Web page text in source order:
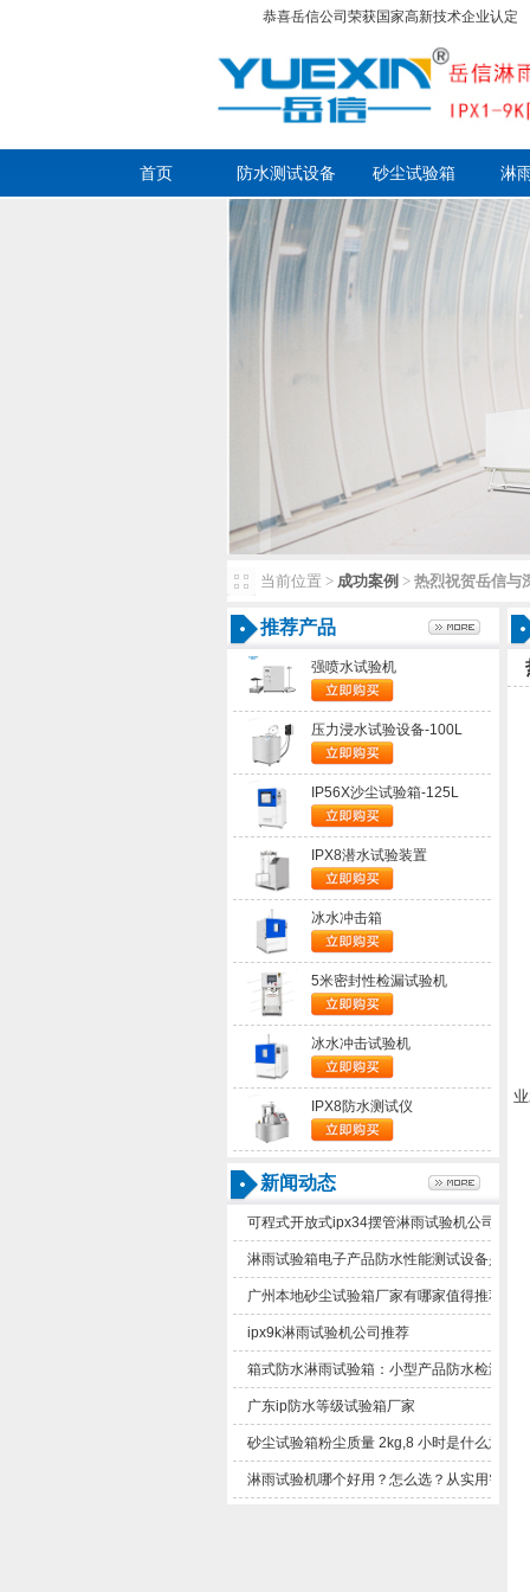
恭喜岳信公司荣获国家高新技术企业认定
首页 防水测试设备 砂尘试验箱 淋
当前位置> 成功案例 > 热烈祝贺岳信与
推荐产品
强喷水试验机
压力浸水试验设备-100L
IP56X沙尘试验箱-125L
IPX8潜水试验装置
冰水冲击箱
5米密封性检漏试验机
冰水冲击试验机
IPX8防水测试仪
新闻动态
可程式开放式ipx34摆管淋雨试验机公司有几
淋雨试验箱电子产品防水性能测试设备是什
广州本地砂尘试验箱厂家有哪家值得推荐
ipx9k淋雨试验机公司推荐
箱式防水淋雨试验箱：小型产品防水检测实
广东ip防水等级试验箱厂家
砂尘试验箱粉尘质量2kg,8小时是什么意思？
淋雨试验机哪个好用？怎么选？从实用需求